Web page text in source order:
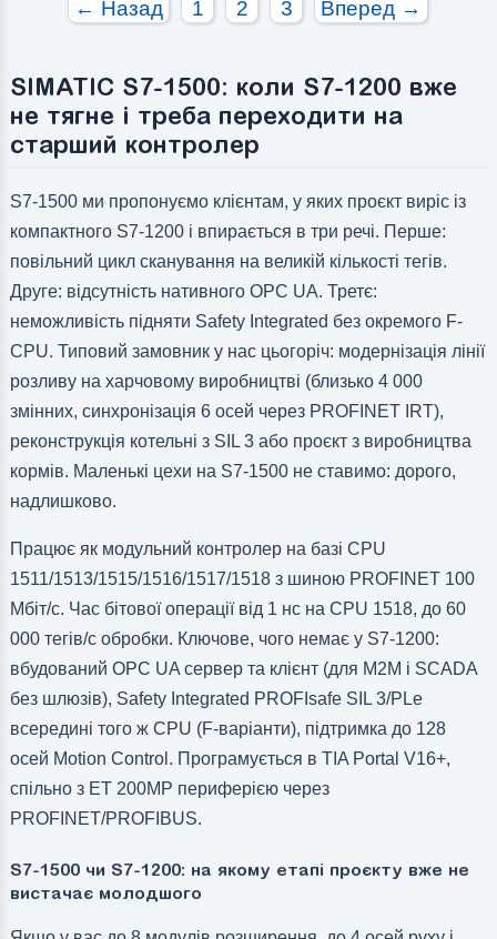
Число дискретних виходів:
Число високочастотних виходів:
Число дискретних виходів:
Число високочастотних виходів:
← Назад 1 2 3 Вперед →
SIMATIC S7-1500: коли S7-1200 вже
не тягне і треба переходити на
старший контролер
S7-1500 ми пропонуємо клієнтам, у яких проєкт виріс із
компактного S7-1200 і впирається в три речі. Перше:
повільний цикл сканування на великій кількості тегів.
Друге: відсутність нативного OPC UA. Третє:
неможливість підняти Safety Integrated без окремого F-
CPU. Типовий замовник у нас цьогоріч: модернізація лінії
розливу на харчовому виробництві (близько 4 000
змінних, синхронізація 6 осей через PROFINET IRT),
реконструкція котельні з SIL 3 або проєкт з виробництва
кормів. Маленькі цехи на S7-1500 не ставимо: дорого,
надлишково.
Працює як модульний контролер на базі CPU
1511/1513/1515/1516/1517/1518 з шиною PROFINET 100
Мбіт/с. Час бітової операції від 1 нс на CPU 1518, до 60
000 тегів/с обробки. Ключове, чого немає у S7-1200:
вбудований OPC UA сервер та клієнт (для M2M і SCADA
без шлюзів), Safety Integrated PROFIsafe SIL 3/PLe
всередині того ж CPU (F-варіанти), підтримка до 128
осей Motion Control. Програмується в TIA Portal V16+,
спільно з ET 200MP периферією через
PROFINET/PROFIBUS.
S7-1500 чи S7-1200: на якому етапі проєкту вже не
вистачає молодшого